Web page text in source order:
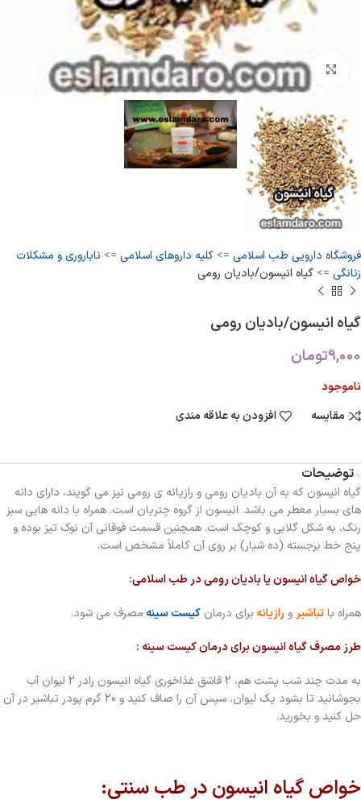
بزرگنمایی تصویر
فروشگاه دارویی طب اسلامی => کلیه داروهای اسلامی => ناباروری و مشکلات
زنانگی => گیاه انیسون/بادیان رومی
گیاه انیسون/بادیان رومی
9,000تومان
ناموجود
مقایسه
افزودن به علاقه مندی
توضیحات
گیاه انیسون که به آن باديان رومي و رازيانه ي رومي نيز مي‌ گویند، دارای دانه‌
هاي بسيار معطر می باشد. انيسون از گروه چتريان است. همراه با دانه‌ هايي سبز
رنگ، به شکل گلابی و کوچک است. همچنین قسمت فوقاني آن نوک تيز بوده و
پنج خط برجسته (ده شيار) بر روي آن کاملاً مشخص است.
خواص گیاه انیسون یا بادیان رومی در طب اسلامی:
همراه باتباشیر و رازیانه برای درمان کیست سینه مصرف می شود.
طرز مصرف گیاه انیسون برای درمان کیست سینه :
به مدت چند شب پشت هم، 2 قاشق غذاخوری گیاه انیسون رادر 2 لیوان آب
بجوشانید تا بشود یک لیوان، سپس آن را صاف کنید و 20 گرم پودر تباشیر در آن
حل کنید و بخورید.
خواص گیاه انیسون در طب سنتي: